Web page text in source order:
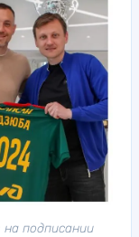
подписании